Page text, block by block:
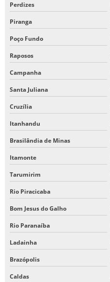
Perdizes
Piranga
Poço Fundo
Raposos
Campanha
Santa Juliana
Cruzília
Itanhandu
Brasilândia de Minas
Itamonte
Tarumirim
Rio Piracicaba
Bom Jesus do Galho
Rio Paranaíba
Ladainha
Brazópolis
Caldas